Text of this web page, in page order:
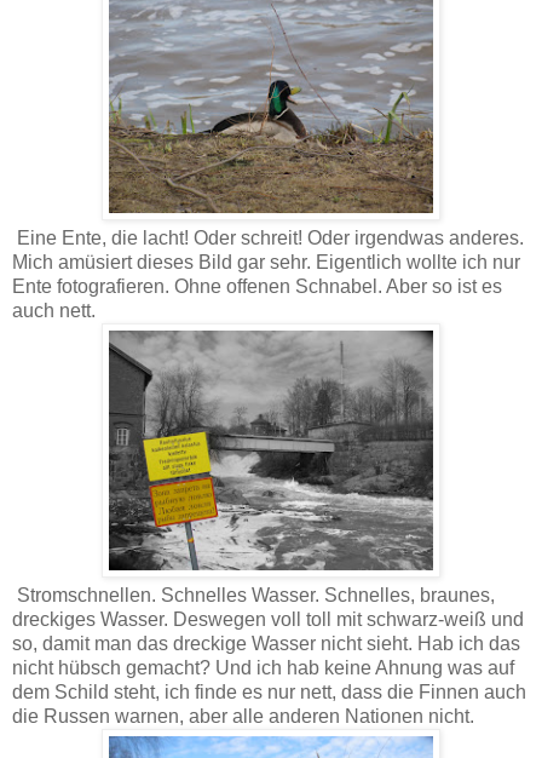
Eine Ente, die lacht! Oder schreit! Oder irgendwas anderes.
Mich amüsiert dieses Bild gar sehr. Eigentlich wollte ich nur
Ente fotografieren. Ohne offenen Schnabel. Aber so ist es
auch nett.
Stromschnellen. Schnelles Wasser. Schnelles, braunes,
dreckiges Wasser. Deswegen voll toll mit schwarz-weiß und
so, damit man das dreckige Wasser nicht sieht. Hab ich das
nicht hübsch gemacht? Und ich hab keine Ahnung was auf
dem Schild steht, ich finde es nur nett, dass die Finnen auch
die Russen warnen, aber alle anderen Nationen nicht.